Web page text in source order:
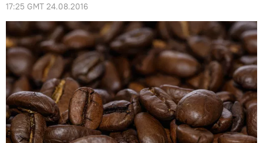
17:25 GMT 24.08.2016